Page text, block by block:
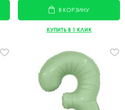
В КОРЗИНУ
КУПИТЬ В 1 КЛИК